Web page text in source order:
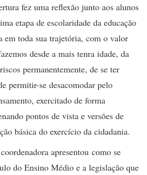
fez uma reflexão junto aos alunos
etapa de escolaridade da educação
em toda sua trajetória, com o valor
desde a mais tenra idade, da
permanentemente, de se ter
permitir-se desacomodar pelo
exercitado de forma
pontos de vista e versões de
básica do exercício da cidadania.
apresentou como se
do Ensino Médio e a legislação que